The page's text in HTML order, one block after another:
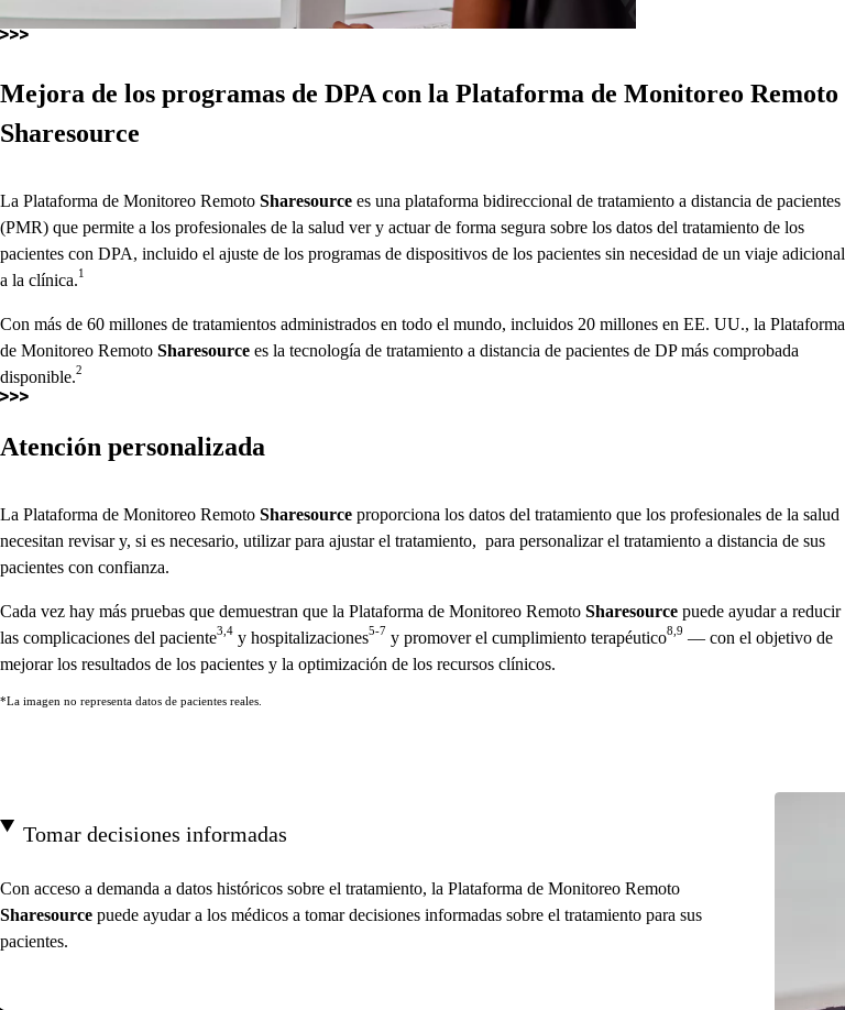
Mejora de los programas de DPA con la Plataforma de Monitoreo Remoto
Sharesource
La Plataforma de Monitoreo Remoto Sharesource es una plataforma bidireccional de tratamiento a distancia de pacientes
(PMR) que permite a los profesionales de la salud ver y actuar de forma segura sobre los datos del tratamiento de los
pacientes con DPA, incluido el ajuste de los programas de dispositivos de los pacientes sin necesidad de un viaje adicional
a la clínica.1
Con más de 60 millones de tratamientos administrados en todo el mundo, incluidos 20 millones en EE. UU., la Plataforma
de Monitoreo Remoto Sharesource es la tecnología de tratamiento a distancia de pacientes de DP más comprobada
disponible.2
Atención personalizada
La Plataforma de Monitoreo Remoto Sharesource proporciona los datos del tratamiento que los profesionales de la salud
necesitan revisar y, si es necesario, utilizar para ajustar el tratamiento, para personalizar el tratamiento a distancia de sus
pacientes con confianza.
Cada vez hay más pruebas que demuestran que la Plataforma de Monitoreo Remoto Sharesource puede ayudar a reducir
las complicaciones del paciente3,4 y hospitalizaciones5-7 y promover el cumplimiento terapéutico8,9 — con el objetivo de
mejorar los resultados de los pacientes y la optimización de los recursos clínicos.
*La imagen no representa datos de pacientes reales.
Tomar decisiones informadas
Con acceso a demanda a datos históricos sobre el tratamiento, la Plataforma de Monitoreo Remoto
Sharesource puede ayudar a los médicos a tomar decisiones informadas sobre el tratamiento para sus
pacientes.